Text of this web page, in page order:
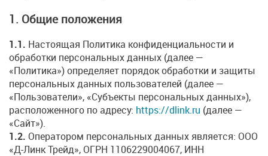
1. Общие положения
1.1. Настоящая Политика конфиденциальности и
обработки персональных данных (далее —
«Политика») определяет порядок обработки и защиты
персональных данных пользователей (далее —
«Пользователи», «Субъекты персональных данных»),
расположенного по адресу: https://dlink.ru (далее —
«Сайт»).
1.2. Оператором персональных данных является: ООО
«Д-Линк Трейд», ОГРН 1106229004067, ИНН